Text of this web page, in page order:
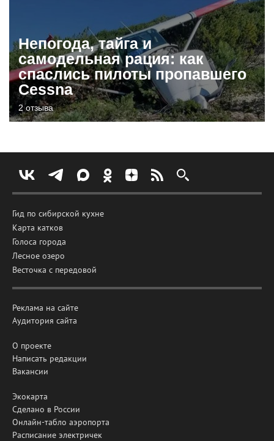
Непогода, тайга и
самодельная рация: как
спаслись пилоты пропавшего
Cessna
2 отзыва
Гид по сибирской кухне
Карта катков
Голоса города
Лесное озеро
Весточка с передовой
Реклама на сайте
Аудитория сайта
О проекте
Написать редакции
Вакансии
Экокарта
Сделано в России
Онлайн-табло аэропорта
Расписание электричек